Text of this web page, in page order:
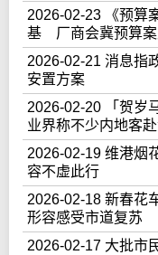
2026-02-23 《预算
基 厂商会冀预算案
2026-02-21 消息指
安置方案
2026-02-20 「贺岁
业界称不少内地客
2026-02-19 维港烟
容不虚此行
2026-02-18 新春花
形容感受市道复苏
2026-02-17 大批市